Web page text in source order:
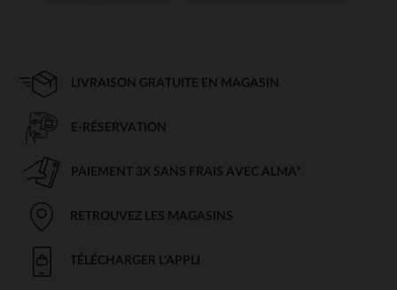
LIVRAISON GRATUITE EN MAGASIN
E-RÉSERVATION
PAIEMENT 3X SANS FRAIS AVEC ALMA*
RETROUVEZ LES MAGASINS
TÉLÉCHARGER L'APPLI